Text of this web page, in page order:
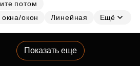
потом
окон
Линейная Ещё
Показать еще